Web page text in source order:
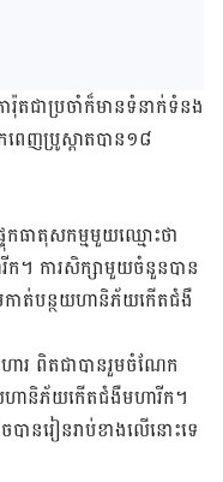
រ៉ុត​ជា​ប្រចាំ​ក៏​មាន​ទំនាក់​ទំនង​
ពេញ​ប្រូស្តាត​បាន​១៨​
ក​ធាតុ​សកម្ម​មួយ​ឈ្មោះ​ថា
។​ ការសិក្សា​មួយ​ចំនួន​បាន​
កាត់​បន្ថយ​ហានិភ័យ​កើត​ជំងឺ​
ហារ ពិតជា​បាន​រួ​ម​ចំណែក​
ហានិភ័យ​កើតជំងឺ​មហារីក​។
ាន​រៀន​រាប់​ខាង​លើ​នោះ​ទេ​